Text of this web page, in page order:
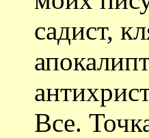
садист,
Все.